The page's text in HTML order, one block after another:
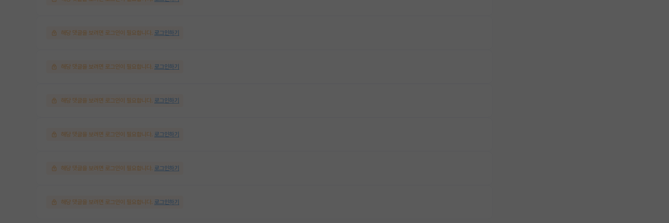
해당 댓글을 보려면 로그인이 필요합니다. 로그인하기
해당 댓글을 보려면 로그인이 필요합니다. 로그인하기
해당 댓글을 보려면 로그인이 필요합니다. 로그인하기
해당 댓글을 보려면 로그인이 필요합니다. 로그인하기
해당 댓글을 보려면 로그인이 필요합니다. 로그인하기
해당 댓글을 보려면 로그인이 필요합니다. 로그인하기